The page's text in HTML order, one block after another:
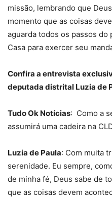
missão, lembrando que
momento que as coisas
aguarda todos os passos
Casa para exercer seu
Confira a entrevista
deputada distrital Luzia de
Tudo Ok Notícias: Como a
assumirá uma cadeira na
Luzia de Paula: Com muita
serenidade. Eu sempre,
de minha fé, Deus sabe de
que as coisas devem